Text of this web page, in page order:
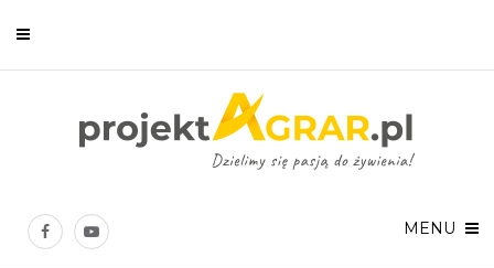
MENU
Chcesz być na bieżąco? Zostaw swój e-mail, a raz w tygodniu
prześlemy Ci nasze najlepsze artykuły!